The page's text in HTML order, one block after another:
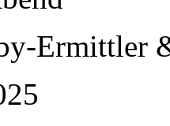
Ermittler